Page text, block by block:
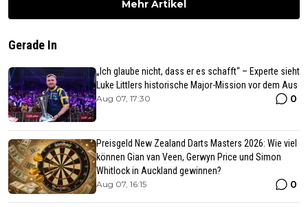
Mehr Artikel
Gerade In
„Ich glaube nicht, dass er es schafft“ – Experte sieht
Luke Littlers historische Major-Mission vor dem Aus
Aug 07, 17:30 0
Preisgeld New Zealand Darts Masters 2026: Wie viel
können Gian van Veen, Gerwyn Price und Simon
Whitlock in Auckland gewinnen?
Aug 07, 16:15 0